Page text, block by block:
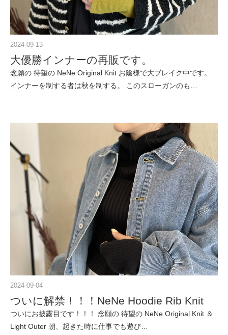
2024-09-13
大優勝インナーの再販です。
念願の 待望の NeNe Original Knit お陰様で大ブレイク中です。
インナーを制する者は秋を制する。 このスローガンのも…
2024-09-04
ついに解禁！！！NeNe Hoodie Rib Knit
ついにお披露目です！！！ 念願の 待望の NeNe Original Knit ＆
Light Outer 朝、起きた時に仕事でも遊び…